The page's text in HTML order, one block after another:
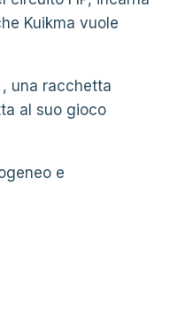
Kuikma vuole
, una racchetta
al suo gioco
e